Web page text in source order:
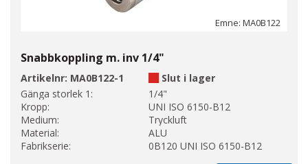
Emne: MA0B122
Snabbkoppling m. inv 1/4"
Artikelnr: MA0B122-1
Slut i lager
Gänga storlek 1:
1/4"
Kropp:
UNI ISO 6150-B12
Medium:
Tryckluft
Material:
ALU
Fabrikserie:
0B120 UNI ISO 6150-B12